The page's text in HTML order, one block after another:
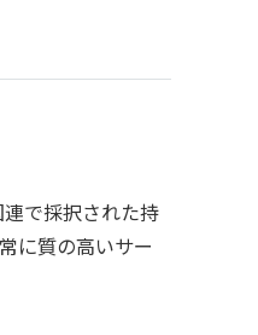
で採択された持
に質の高いサー